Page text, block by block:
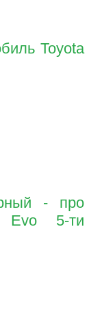
Toyota
- про
Evo 5-ти